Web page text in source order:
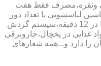
ونقره،مصرف فقط هفت
لباسشویی یا تعداد دور
دیگ درونی،شست و شوی ظروف تنها در 12 دقیقه،سیستم گردش
غذایی در یخچال،جاروبرقی
را دارد و...همه شعارهای